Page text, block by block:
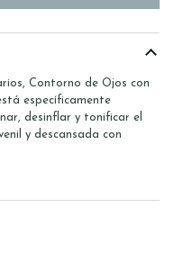
Contorno de Ojos con
específicamente
desinflar y tonificar el
y descansada con